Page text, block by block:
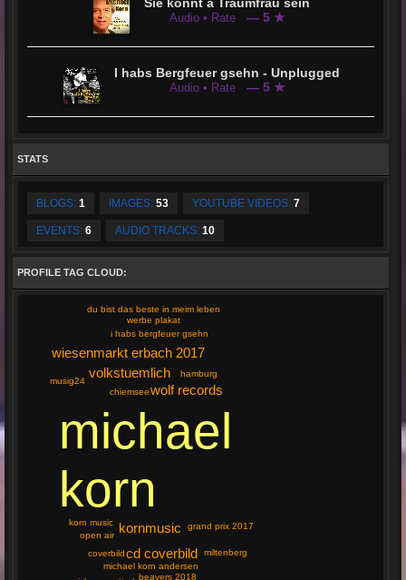
Audio • Rate — 5 ★
I habs Bergfeuer gsehn - Unplugged
Audio • Rate — 5 ★
STATS
BLOGS: 1 IMAGES: 53 YOUTUBE VIDEOS: 7
EVENTS: 6 AUDIO TRACKS: 10
PROFILE TAG CLOUD:
michael
korn
kornmusic
wolf records
cd coverbild
volkstuemlich
wiesenmarkt erbach 2017
korn music
michael korn andersen
chiemsee
beavers 2018
i habs bergfeuer gsehn
coverbild
grand prix 2017
hamburg
werbe plakat
miltenberg
du bist das beste in meim leben
musig24
open air